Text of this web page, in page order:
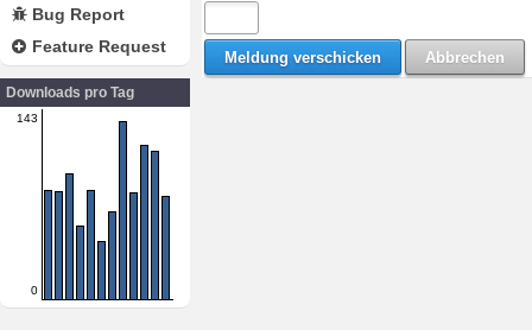
Bug Report
Feature Request
Downloads pro Tag
143
0